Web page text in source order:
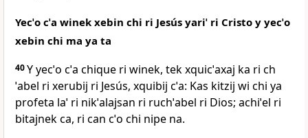
Yecˈo cˈa winek xebin chi ri Jesús yariˈ ri Cristo y yecˈo
xebin chi ma ya ta
40Y yecˈo cˈa chique ri winek, tek xquicˈaxaj ka ri ch
ˈabel ri xerubij ri Jesús, xquibij cˈa: Kas kitzij wi chi ya
profeta laˈ ri nikˈalajsan ri ruchˈabel ri Dios; achiˈel ri
bitajnek ca, ri can cˈo chi nipe na.